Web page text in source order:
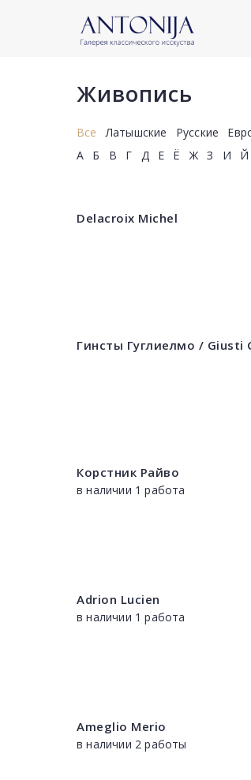
Живопись
Все Латышские Русские
А
Б В Г Д Е Ё Ж З И Й
Delacroix Michel
Гинсты Гуглиелмо / Giusti
Корстник Райво
в наличии 1 работа
Adrion Lucien
в наличии 1 работа
Ameglio Merio
в наличии 2 работы